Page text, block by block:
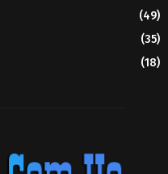
(49)
(35)
(18)